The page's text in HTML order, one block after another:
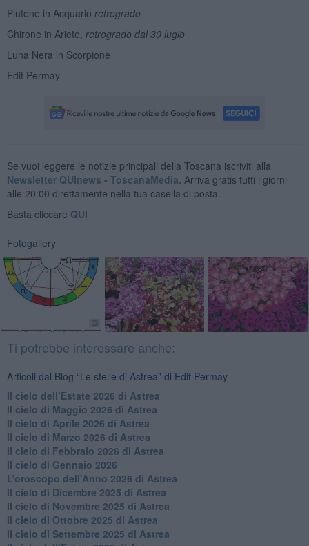
Plutone in Acquario retrogrado
Chirone in Ariete, retrogrado dal 30 lugio
Luna Nera in Scorpione
Edit Permay
Se vuoi leggere le notizie principali della Toscana iscriviti alla
Newsletter QUInews - ToscanaMedia. Arriva gratis tutti i giorni
alle 20:00 direttamente nella tua casella di posta.
Basta cliccare QUI
Fotogallery
Ti potrebbe interessare anche:
Articoli dal Blog “Le stelle di Astrea” di Edit Permay
​Il cielo dell’Estate 2026 di Astrea
​Il cielo di Maggio 2026 di Astrea
​Il cielo di Aprile 2026 di Astrea
​Il cielo di Marzo 2026 di Astrea
​Il cielo di Febbraio 2026 di Astrea
Il cielo di Gennaio 2026
​L’oroscopo dell’Anno 2026 di Astrea
​Il cielo di Dicembre 2025 di Astrea
​Il cielo di Novembre 2025 di Astrea
​Il cielo di Ottobre 2025 di Astrea
Il cielo di Settembre 2025 di Astrea